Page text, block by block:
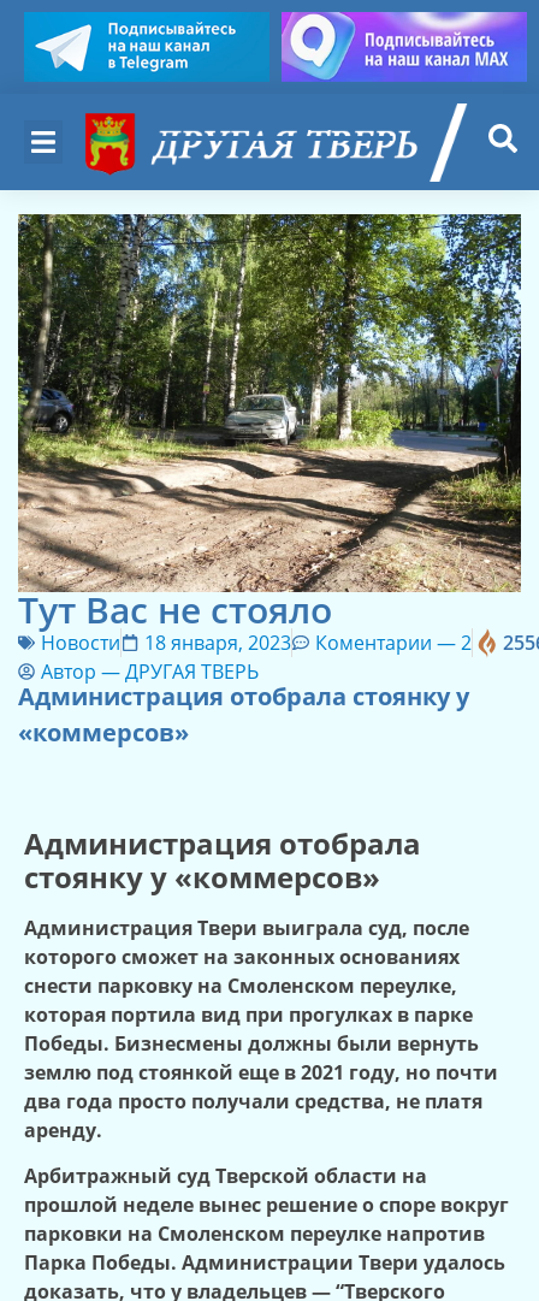
Тут Вас не стояло
Новости 18 января, 2023 Коментарии —2
Автор —ДРУГАЯ ТВЕРЬ
Администрация отобрала стоянку у
«коммерсов»
Администрация отобрала
стоянку у «коммерсов»
Администрация Твери выиграла суд, после
которого сможет на законных основаниях
снести парковку на Смоленском переулке,
которая портила вид при прогулках в парке
Победы. Бизнесмены должны были вернуть
землю под стоянкой еще в 2021 году, но почти
два года просто получали средства, не платя
аренду.
Арбитражный суд Тверской области на
прошлой неделе вынес решение о споре вокруг
парковки на Смоленском переулке напротив
Парка Победы. Администрации Твери удалось
доказать, что у владельцев — “Тверского